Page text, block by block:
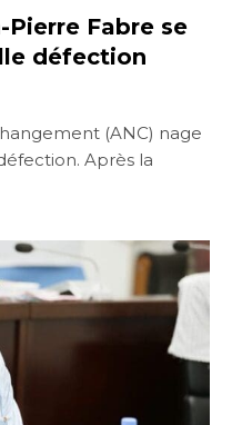
Pierre Fabre se
défection
(ANC) nage
Après la